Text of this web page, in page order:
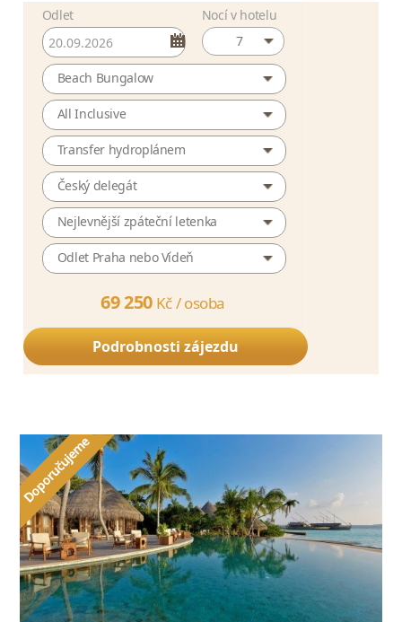
Odlet
Nocí v hotelu
7
Beach Bungalow
All Inclusive
Transfer hydroplánem
Český delegát
Nejlevnější zpáteční letenka
Odlet Praha nebo Vídeň
69 250 Kč /osoba
Podrobnosti zájezdu